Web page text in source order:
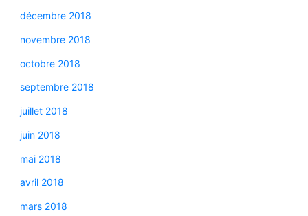
décembre 2018
novembre 2018
octobre 2018
septembre 2018
juillet 2018
juin 2018
mai 2018
avril 2018
mars 2018